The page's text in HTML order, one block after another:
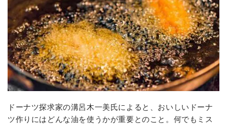
ドーナツ探求家の溝呂木一美氏によると、おいしいドーナ
ツ作りにはどんな油を使うかが重要とのこと。何でもミス